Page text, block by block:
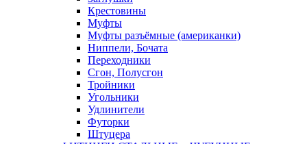
Крестовины
Муфты
Муфты разъёмные (американки)
Ниппели, Бочата
Переходники
Сгон, Полусгон
Тройники
Угольники
Удлинители
Футорки
Штуцера